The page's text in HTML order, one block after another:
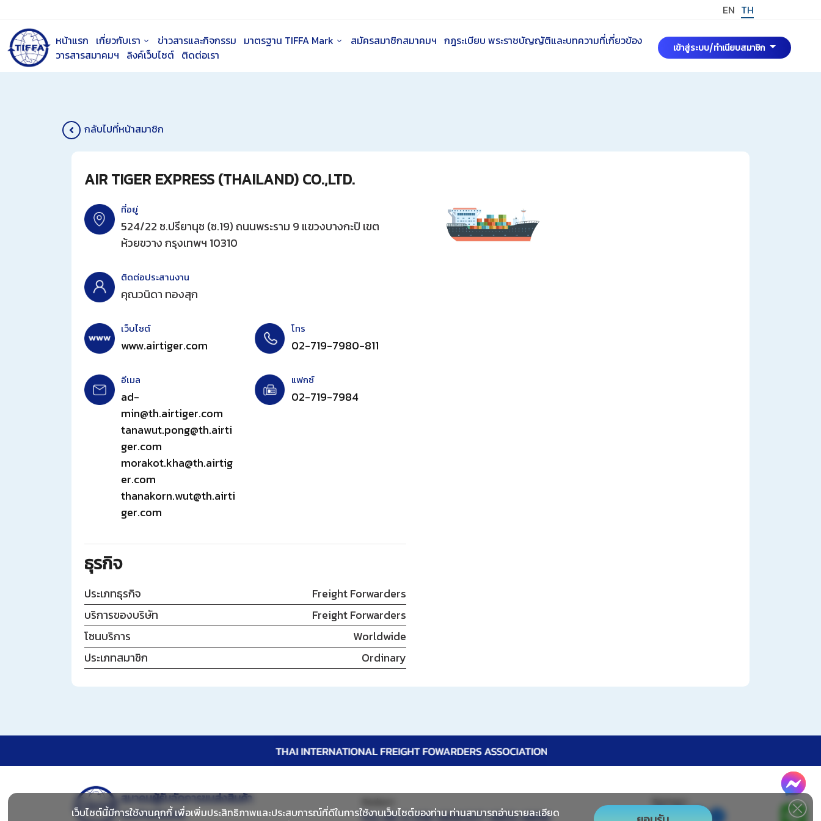
EN TH
หน้าแรก เกี่ยวกับเรา ข่าวสารและกิจกรรม มาตรฐาน TIFFA Mark สมัครสมาชิกสมาคมฯ กฎระเบียบ พระราชบัญญัติและบทความที่เกี่ยวข้อง
วารสารสมาคมฯ ลิงค์เว็บไซต์ ติดต่อเรา เข้าสู่ระบบ/ทำเนียบสมาชิก
กลับไปที่หน้าสมาชิก
AIR TIGER EXPRESS (THAILAND) CO.,LTD.
ที่อยู่
524/22 ซ.ปรียานุช (ซ.19) ถนนพระราม 9 แขวงบางกะปิ เขต
ห้วยขวาง กรุงเทพฯ 10310
ติดต่อประสานงาน
คุณวนิดา ทองสุก
เว็บไซต์
www.airtiger.com
อีเมล
ad-
min@th.airtiger.com
tanawut.pong@th.airti
ger.com
morakot.kha@th.airtig
er.com
thanakorn.wut@th.airti
ger.com
โทร
02-719-7980-811
แฟกซ์
02-719-7984
ธุรกิจ
ประเภทธุรกิจ
Freight Forwarders
บริการของบริษัท
Freight Forwarders
โซนบริการ
Worldwide
ประเภทสมาชิก
Ordinary
เว็บไซต์นี้มีการใช้งานคุกกี้ เพื่อเพิ่มประสิทธิภาพและประสบการณ์ที่ดีในการใช้งานเว็บไซต์ของท่าน ท่านสามารถอ่านรายละเอียด
สมาคมผู้รับจัดการขนส่งสินค้า
ระหว่างประเทศ
โทร: 66-2-018-2828 EXT. 8802-8806
ติดตามเรา